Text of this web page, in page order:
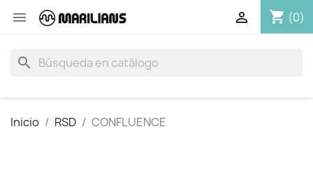
 shopping_cart (0)

search
Inicio RSD CONFLUENCE